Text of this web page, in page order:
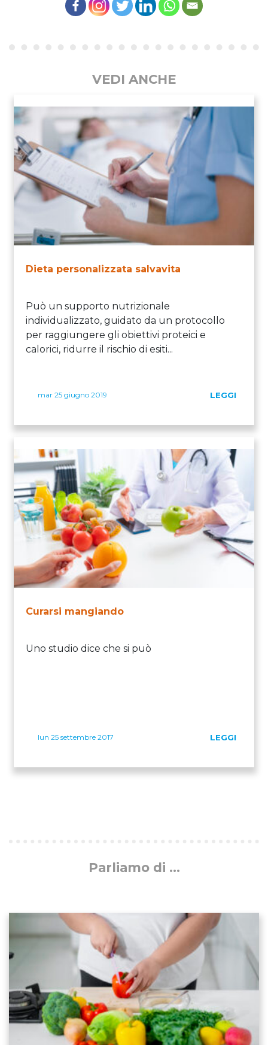
VEDI ANCHE
Dieta personalizzata salvavita
Può un supporto nutrizionale
individualizzato, guidato da un protocollo
per raggiungere gli obiettivi proteici e
calorici, ridurre il rischio di esiti...
mar 25 giugno 2019 LEGGI
Curarsi mangiando
Uno studio dice che si può
lun 25 settembre 2017 LEGGI
Parliamo di ...